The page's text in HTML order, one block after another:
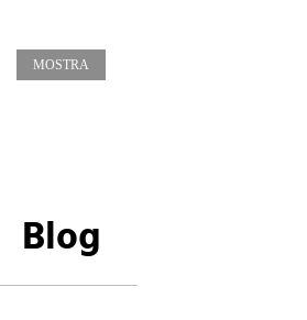
MOSTRA
Blog